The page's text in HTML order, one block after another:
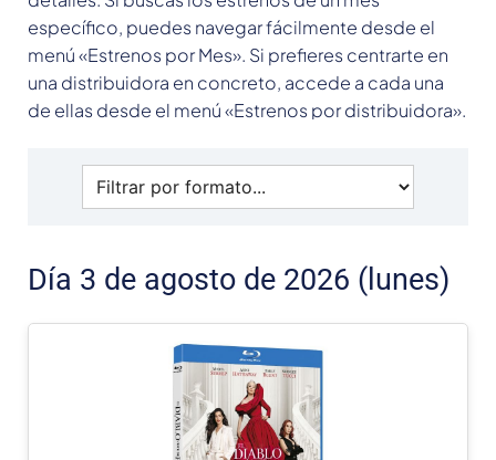
específico, puedes navegar fácilmente desde el
menú «Estrenos por Mes». Si prefieres centrarte en
una distribuidora en concreto, accede a cada una
de ellas desde el menú «Estrenos por distribuidora».
Día 3 de agosto de 2026 (lunes)